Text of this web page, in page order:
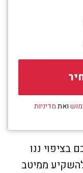
ואתמדיניות
ננו
ממיטב